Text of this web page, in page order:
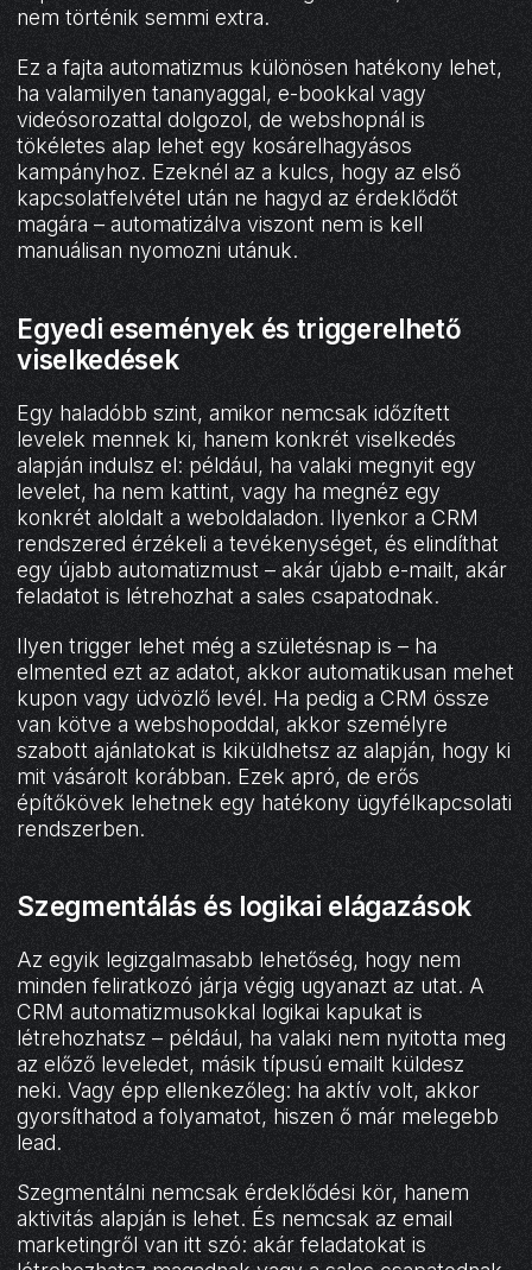
nem történik semmi extra.
Ez a fajta automatizmus különösen hatékony lehet,
ha valamilyen tananyaggal, e-bookkal vagy
videósorozattal dolgozol, de webshopnál is
tökéletes alap lehet egy kosárelhagyásos
kampányhoz. Ezeknél az a kulcs, hogy az első
kapcsolatfelvétel után ne hagyd az érdeklődőt
magára – automatizálva viszont nem is kell
manuálisan nyomozni utánuk.
Egyedi események és triggerelhető
viselkedések
Egy haladóbb szint, amikor nemcsak időzített
levelek mennek ki, hanem konkrét viselkedés
alapján indulsz el: például, ha valaki megnyit egy
levelet, ha nem kattint, vagy ha megnéz egy
konkrét aloldalt a weboldaladon. Ilyenkor a CRM
rendszered érzékeli a tevékenységet, és elindíthat
egy újabb automatizmust – akár újabb e-mailt, akár
feladatot is létrehozhat a sales csapatodnak.
Ilyen trigger lehet még a születésnap is – ha
elmented ezt az adatot, akkor automatikusan mehet
kupon vagy üdvözlő levél. Ha pedig a CRM össze
van kötve a webshopoddal, akkor személyre
szabott ajánlatokat is kiküldhetsz az alapján, hogy ki
mit vásárolt korábban. Ezek apró, de erős
építőkövek lehetnek egy hatékony ügyfélkapcsolati
rendszerben.
Szegmentálás és logikai elágazások
Az egyik legizgalmasabb lehetőség, hogy nem
minden feliratkozó járja végig ugyanazt az utat. A
CRM automatizmusokkal logikai kapukat is
létrehozhatsz – például, ha valaki nem nyitotta meg
az előző leveledet, másik típusú emailt küldesz
neki. Vagy épp ellenkezőleg: ha aktív volt, akkor
gyorsíthatod a folyamatot, hiszen ő már melegebb
lead.
Szegmentálni nemcsak érdeklődési kör, hanem
aktivitás alapján is lehet. És nemcsak az email
marketingről van itt szó: akár feladatokat is